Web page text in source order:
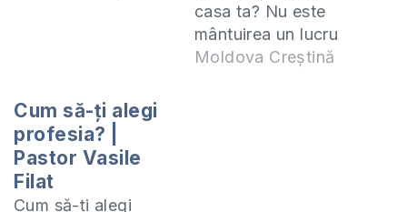
unui grup de studiu
Biblic online
https://moldovacrestina.md/studiaza-
biblia-online/
Pastorul Vasile Filat
casa ta? Nu este
mântuirea un lucru
personal? Aflați în
Moldova Creștină
Cum să-ți alegi
profesia? |
Pastor Vasile
Filat
Cum să-ți alegi